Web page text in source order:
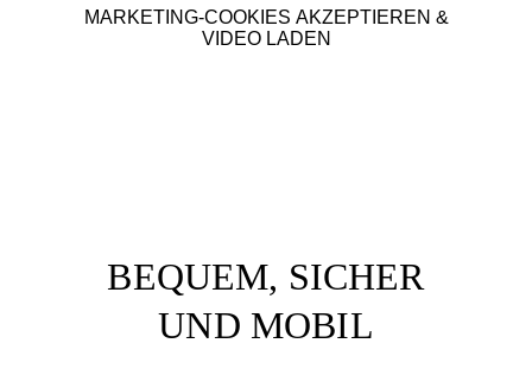
MARKETING-COOKIES AKZEPTIEREN &
VIDEO LADEN
BEQUEM, SICHER
UND MOBIL